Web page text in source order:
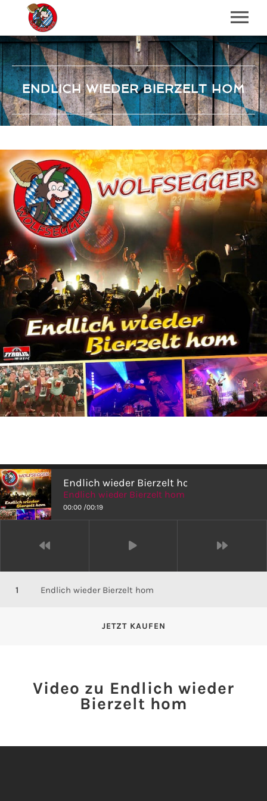
BAND
TERMINE
KONTAKT
REFERENZEN
SONGS
WIR SIND WIEDER DA
DRUM GEH I ALLOA IN WOID
ENDLICH WIEDER BIERZELT HOM
DES IS BAYERN
HOLZ VOR DER HÜTTN
SHOP
ENDLICH WIEDER BIERZELT HOM
Endlich wieder Bierzelt hom
Endlich wieder Bierzelt hom
Endlich wieder Bierzelt hom
00:00 /00:19
JETZT KAUFEN
Video zu Endlich wieder
Bierzelt hom